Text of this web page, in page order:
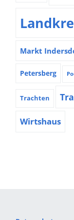
Markt
Petersberg
Trachten
Wirtshaus